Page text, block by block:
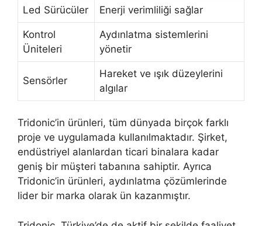
Led Sürücüler Enerji verimliliği sağlar
Kontrol
Üniteleri
Aydınlatma sistemlerini
yönetir
Sensörler
Hareket ve ışık düzeylerini
algılar
Tridonic’in ürünleri, tüm dünyada birçok farklı
proje ve uygulamada kullanılmaktadır. Şirket,
endüstriyel alanlardan ticari binalara kadar
geniş bir müşteri tabanına sahiptir. Ayrıca
Tridonic’in ürünleri, aydınlatma çözümlerinde
lider bir marka olarak ün kazanmıştır.